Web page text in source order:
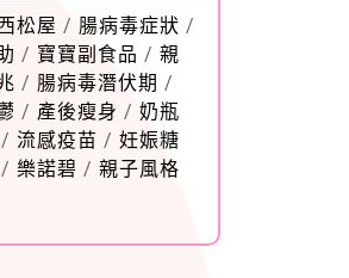
松屋 / 腸病毒症狀 /
/ 寶寶副食品 / 親
/ 腸病毒潛伏期 /
/ 產後瘦身 / 奶瓶
/ 流感疫苗 / 妊娠糖
/ 樂諾碧 / 親子風格